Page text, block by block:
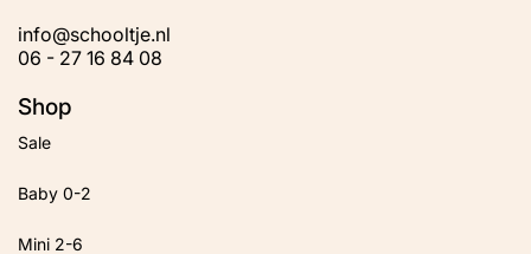
info@schooltje.nl
06 - 27 16 84 08
Shop
Sale
Baby 0-2
Mini 2-6